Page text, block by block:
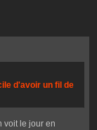
d'avoir un fil de
voit le jour en